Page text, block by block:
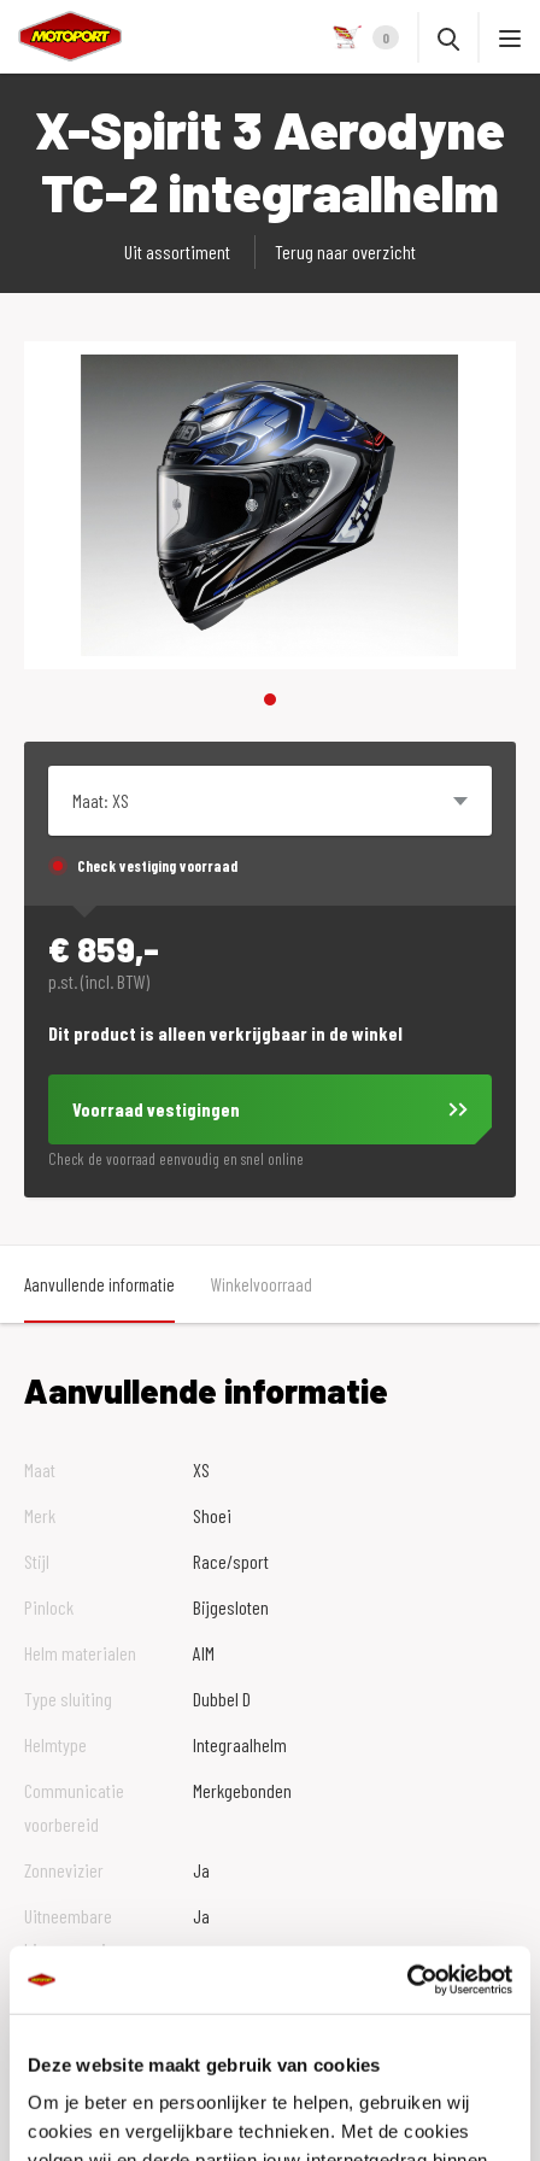
Deze website maakt gebruik van cookies
Om je beter en persoonlijker te helpen, gebruiken wij
cookies en vergelijkbare technieken. Met de cookies
0
X-Spirit 3 Aerodyne
TC-2 integraalhelm
Uit assortiment Terug naar overzicht
Check vestiging voorraad
€ 859,-
p.st. (incl. BTW)
Dit product is alleen verkrijgbaar in de winkel
Voorraad vestigingen
Check de voorraad eenvoudig en snel online
Aanvullende informatie Winkelvoorraad
Aanvullende informatie
Maat
XS
Merk
Shoei
Stijl
Race/sport
Pinlock
Bijgesloten
Helm materialen
AIM
Type sluiting
Dubbel D
Helmtype
Integraalhelm
Communicatie
voorbereid
Merkgebonden
Zonnevizier
Ja
Uitneembare
binnenvoering
Ja
Ventilatiesysteem
EAN
4512048771270